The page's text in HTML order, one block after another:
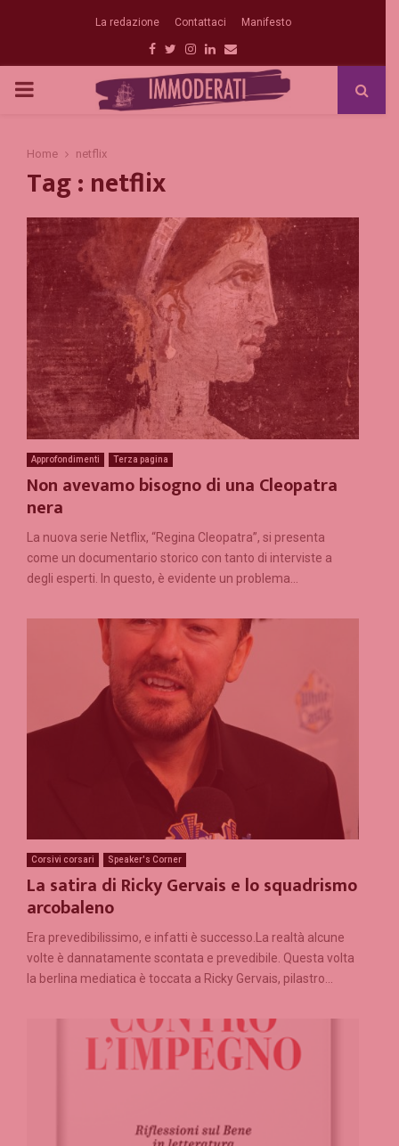
La redazione Contattaci Manifesto
Facebook
Twitter
Instagram
Linkedin
Email
PRIMARY
Home netflix
Tag : netflix
Approfondimenti Terza pagina
Non avevamo bisogno di una Cleopatra
nera
La nuova serie Netflix, “Regina Cleopatra”, si presenta
come un documentario storico con tanto di interviste a
degli esperti. In questo, è evidente un problema...
Corsivi corsari Speaker's Corner
La satira di Ricky Gervais e lo squadrismo
arcobaleno
Era prevedibilissimo, e infatti è successo.La realtà alcune
volte è dannatamente scontata e prevedibile. Questa volta
la berlina mediatica è toccata a Ricky Gervais, pilastro...